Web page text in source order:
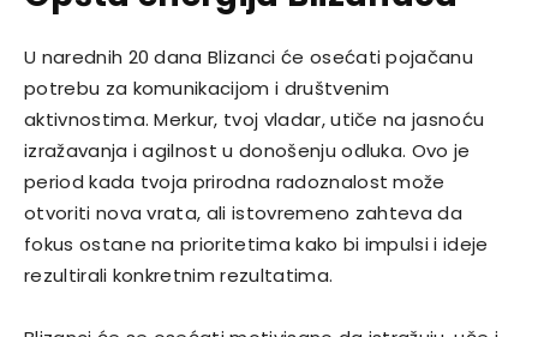
U narednih 20 dana Blizanci će osećati pojačanu
potrebu za komunikacijom i društvenim
aktivnostima. Merkur, tvoj vladar, utiče na jasnoću
izražavanja i agilnost u donošenju odluka. Ovo je
period kada tvoja prirodna radoznalost može
otvoriti nova vrata, ali istovremeno zahteva da
fokus ostane na prioritetima kako bi impulsi i ideje
rezultirali konkretnim rezultatima.